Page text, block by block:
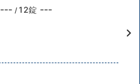
--- / 12錠 ---